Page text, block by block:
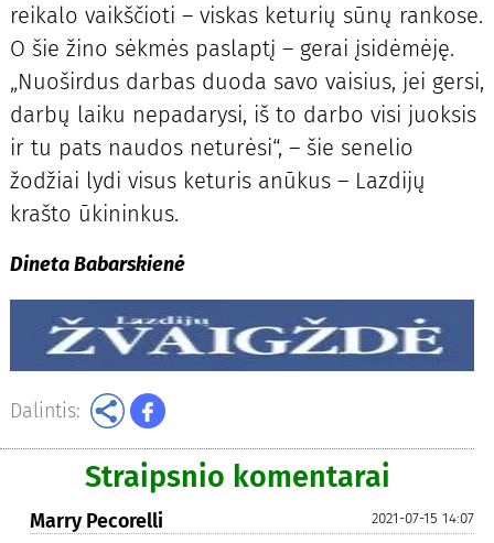
reikalo vaikščioti – viskas keturių sūnų rankose.
O šie žino sėkmės paslaptį – gerai įsidėmėję.
„Nuoširdus darbas duoda savo vaisius, jei gersi,
darbų laiku nepadarysi, iš to darbo visi juoksis
ir tu pats naudos neturėsi“, – šie senelio
žodžiai lydi visus keturis anūkus – Lazdijų
krašto ūkininkus.
Dineta Babarskienė
Dalintis:
Straipsnio komentarai
2021-07-15 14:07
Marry Pecorelli